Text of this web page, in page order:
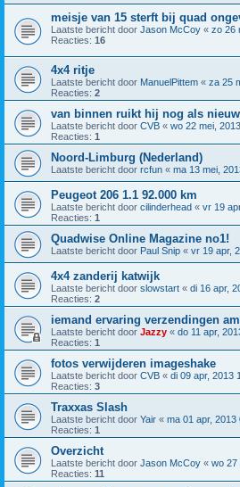
meisje van 15 sterft bij quad
Laatste bericht door Jason McCoy « zo 26
Reacties: 16
4x4 ritje
Laatste bericht door ManuelPittem « za 25
Reacties: 2
van binnen ruikt hij nog als
Laatste bericht door CVB « wo 22 mei,
Reacties: 1
Noord-Limburg (Nederland)
Laatste bericht door rcfun « ma 13 mei,
Peugeot 206 1.1 92.000 km
Laatste bericht door cilinderhead « vr 19
Reacties: 1
Quadwise Online Magazine no1!
Laatste bericht door Paul Snip « vr 19 apr,
4x4 zanderij katwijk
Laatste bericht door slowstart « di 16 apr,
Reacties: 2
iemand ervaring verzendingen
Laatste bericht door Jazzy « do 11 apr,
Reacties: 1
fotos verwijderen imageshake
Laatste bericht door CVB « di 09 apr, 2013
Reacties: 3
Traxxas Slash
Laatste bericht door Yair « ma 01 apr, 2013
Reacties: 1
Overzicht
Laatste bericht door Jason McCoy « wo 27
Reacties: 11